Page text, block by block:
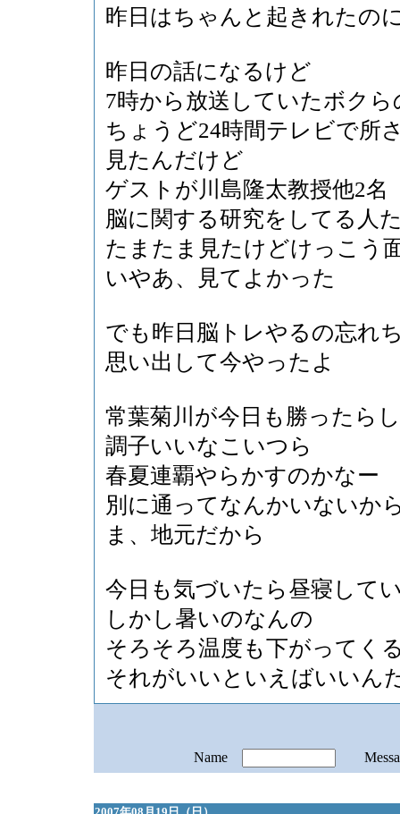
昨日はちゃんと起きれたの
昨日の話になるけど
7時から放送していたボクら
ちょうど24時間テレビで所
見たんだけど
ゲストが川島隆太教授他2名
脳に関する研究をしてる人
たまたま見たけどけっこう
いやあ、見てよかった
でも昨日脳トレやるの忘れ
思い出して今やったよ
常葉菊川が今日も勝ったら
調子いいなこいつら
春夏連覇やらかすのかなー
別に通ってなんかいないか
ま、地元だから
今日も気づいたら昼寝して
しかし暑いのなんの
そろそろ温度も下がってく
それがいいといえばいいん
Name